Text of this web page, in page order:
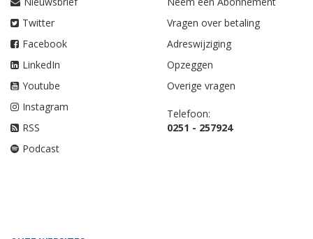
Twitter
Facebook
LinkedIn
Youtube
Instagram
RSS
Podcast
Vragen over betaling
Adreswijziging
Opzeggen
Overige vragen
Telefoon:
0251 - 257924